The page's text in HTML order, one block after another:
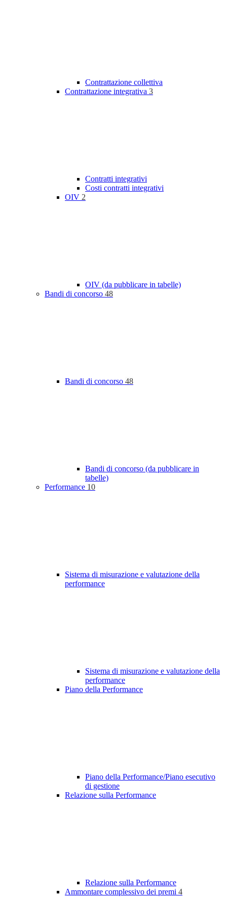
Contrattazione collettiva
Contrattazione integrativa 3
Contratti integrativi
Costi contratti integrativi
OIV 2
OIV (da pubblicare in tabelle)
Bandi di concorso 48
Bandi di concorso 48
Bandi di concorso (da pubblicare in
tabelle)
Performance 10
Sistema di misurazione e valutazione della
performance
Sistema di misurazione e valutazione della
performance
Piano della Performance
Piano della Performance/Piano esecutivo
di gestione
Relazione sulla Performance
Relazione sulla Performance
Ammontare complessivo dei premi 4